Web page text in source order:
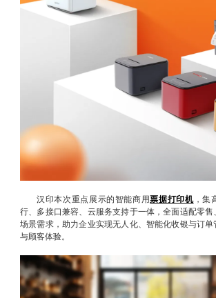
汉印本次重点展示的智能商用票据打印机，集
行、多接口兼容、云服务支持于一体，全面适配零
场景需求，助力企业实现无人化、智能化收银与订
与顾客体验。